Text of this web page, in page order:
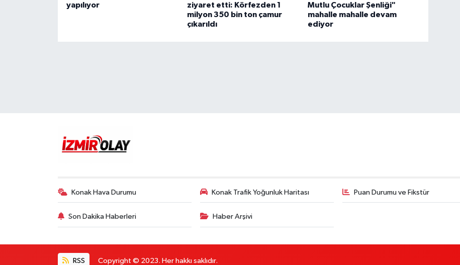
yapılıyor
ziyaret etti: Körfezden 1
milyon 350 bin ton çamur
çıkarıldı
Mutlu Çocuklar Şenliği"
mahalle mahalle devam
ediyor
Konak Hava Durumu Konak Trafik Yoğunluk Haritası Puan Durumu ve Fikstür
Son Dakika Haberleri Haber Arşivi
RSS Copyright © 2023. Her hakkı saklıdır.